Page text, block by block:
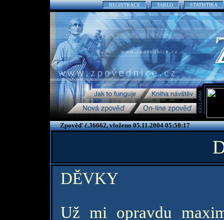
REGISTRACE TABLO STATISTIKA
Zpověď č.36662, vloženo 05.11.2004 05:50:17
DĚVKY
Už mi opravdu